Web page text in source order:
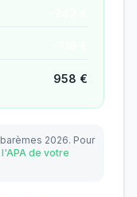
958 €
2026. Pour
l'APA de votre